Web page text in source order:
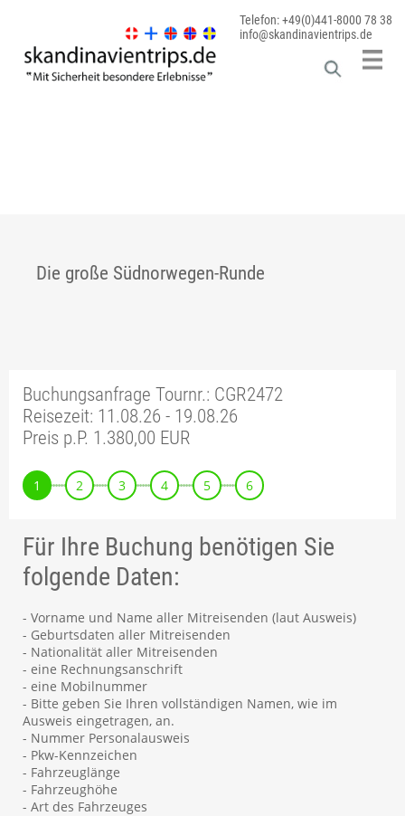
Telefon: +49(0)441-8000 78 38
info@skandinavientrips.de
Die große Südnorwegen-Runde
Buchungsanfrage Tournr.: CGR2472
Reisezeit: 11.08.26 - 19.08.26
Preis p.P. 1.380,00 EUR
1 2 3 4 5 6
Für Ihre Buchung benötigen Sie
folgende Daten:
- Vorname und Name aller Mitreisenden (laut Ausweis)
- Geburtsdaten aller Mitreisenden
- Nationalität aller Mitreisenden
- eine Rechnungsanschrift
- eine Mobilnummer
- Bitte geben Sie Ihren vollständigen Namen, wie im
Ausweis eingetragen, an.
- Nummer Personalausweis
- Pkw-Kennzeichen
- Fahrzeuglänge
- Fahrzeughöhe
- Art des Fahrzeuges